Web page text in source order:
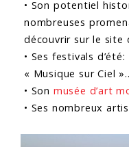
• Son potentiel
nombreuses
découvrir sur le site
• Ses festivals
« Musique sur Ciel
• Son musée d’art
• Ses nombreux